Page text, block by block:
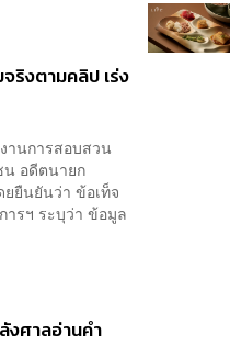
ริงตามคลิป เร่ง
านการสอบสวน
น อดีตนายก
ยืนยันว่า ข้อเท็จ
ารฯ ระบุว่า ข้อมูล
งศาลอ่านคำ